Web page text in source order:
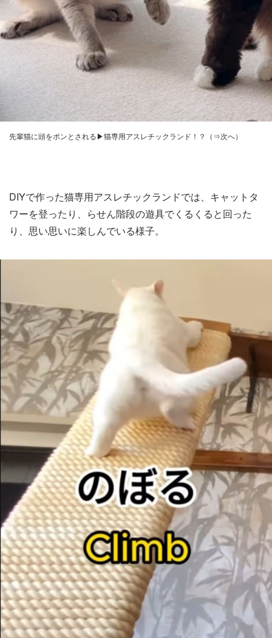
先輩猫に頭をポンとされる▶猫専用アスレチックランド！？（⇒次へ）
DIYで作った猫専用アスレチックランドでは、キャットタ
ワーを登ったり、らせん階段の遊具でくるくると回った
り、思い思いに楽しんでいる様子。